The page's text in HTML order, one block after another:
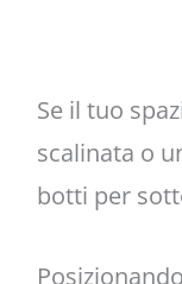
Se il tuo
scalinata o
botti per